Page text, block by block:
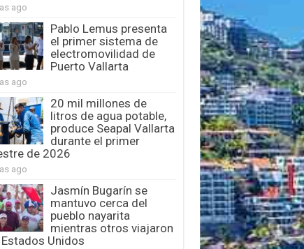
ago
Pablo Lemus presenta
el primer sistema de
electromovilidad de
Puerto Vallarta
ago
20 mil millones de
litros de agua potable,
produce Seapal Vallarta
durante el primer
de 2026
ago
Jasmín Bugarín se
mantuvo cerca del
pueblo nayarita
mientras otros viajaron
Unidos